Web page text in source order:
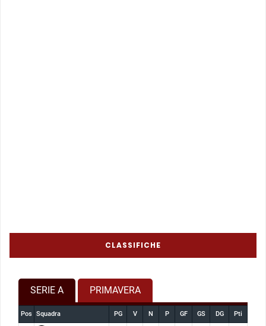
CLASSIFICHE
SERIE A PRIMAVERA
Pos Squadra PG V N P GF GS DG Pti